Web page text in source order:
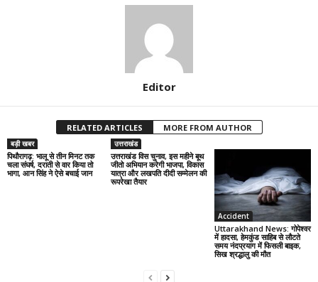
Editor
RELATED ARTICLES MORE FROM AUTHOR
बड़ी खबर
पिथौरागढ़: भालू से तीन मिनट तक
चला संघर्ष, दराती से वार किया तो
भागा, आन सिंह ने ऐसे बचाई जान
उत्तराखंड
उत्तराखंड विस चुनाव, इस महीने बूथ
जीतो अभियान करेगी भाजपा, विकास
यात्रा और लखपति दीदी सम्मेलन की
रूपरेखा तैयार
Accident
Uttarakhand News: गोपेश्वर
में हादसा, हेमकुंड साहिब से लौटते
समय नंदप्रयाग में फिसली बाइक,
सिख श्रद्धालु की मौत